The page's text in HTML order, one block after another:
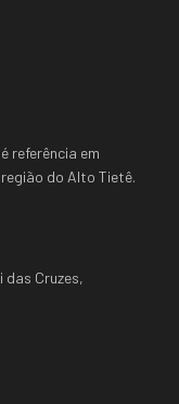
referência em
do Alto Tietê.
das Cruzes,